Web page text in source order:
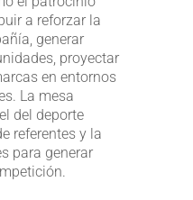
a reforzar la
generar
proyectar
en entornos
La mesa
del deporte
referentes y la
para generar